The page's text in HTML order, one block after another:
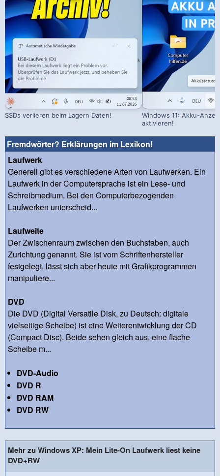
SSDs verlieren beim Lagern Daten!
Windows 11: Akku-
aktivieren!
Fremdwörter? Erklärungen im Lexikon!
Laufwerk
Generell gibt es verschiedene Arten von Laufwerken. Ein
Laufwerk in der Computersprache ist ein Lese- und
Schreibmedium. Bei den Computerbezogenden
Laufwerken unterscheid...
Laufweite
Der Zwischenraum zwischen den Buchstaben, auch
Zurichtung genannt. Sie ist vom Schriftenhersteller
festgelegt, lässt sich aber heute mit Grafikprogrammen
manipuliere...
DVD
Die DVD (Digital Versatile Disk, zu Deutsch: digitale
vielseitige Scheibe) ist eine Weiterentwicklung der CD
(Compact Disc). Beide sehen gleich aus, eine flache
Scheibe m...
DVD-Audio
DVD R
DVD RAM
DVD RW
Mehr zu Windows XP: Mein Lite-On Laufwerk liest keine
DVD+RW